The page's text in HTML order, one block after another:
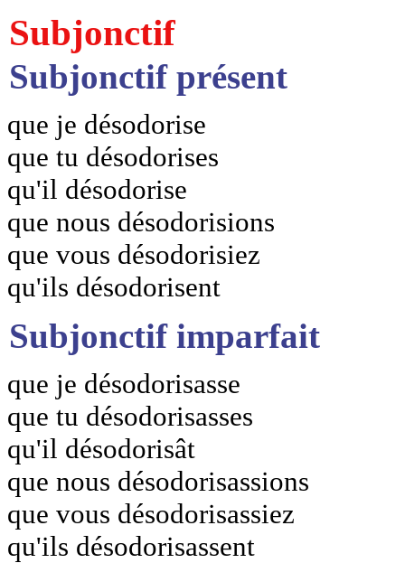
Subjonctif
Subjonctif présent
que je désodorise
que tu désodorises
qu'il désodorise
que nous désodorisions
que vous désodorisiez
qu'ils désodorisent
Subjonctif imparfait
que je désodorisasse
que tu désodorisasses
qu'il désodorisât
que nous désodorisassions
que vous désodorisassiez
qu'ils désodorisassent